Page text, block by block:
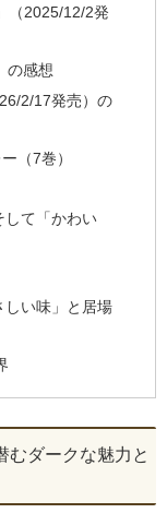
（2025/12/2発
の感想
2/17発売）の
（7巻）
して「かわい
しい味」と居場
むダークな魅力と